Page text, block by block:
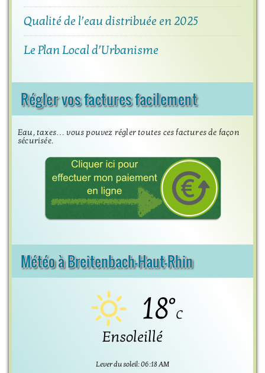
Qualité de l’eau distribuée en 2025
Le Plan Local d’Urbanisme
Régler vos factures facilement
Eau, taxes… vous pouvez régler toutes ces factures de façon
sécurisée.
Météo à Breitenbach-Haut-Rhin
18°C
Ensoleillé
Lever du soleil: 06:18 AM